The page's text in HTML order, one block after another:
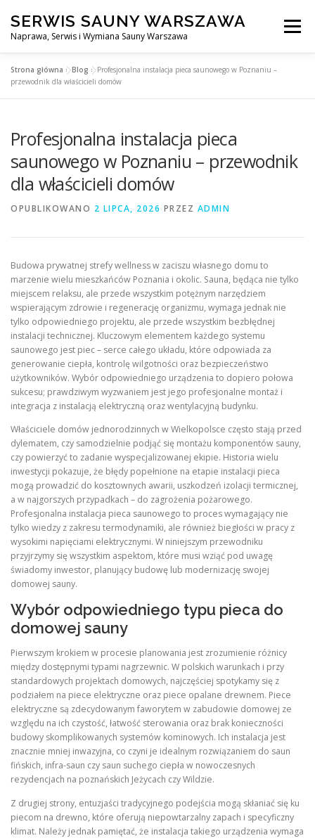
treści
SERWIS SAUNY WARSZAWA
Naprawa, Serwis i Wymiana Sauny Warszawa
Menu
SERWIS DO SAUNY WARSZAWA
Strona główna »Blog »Profesjonalna instalacja pieca saunowego w Poznaniu –
przewodnik dla właścicieli domów
Profesjonalna instalacja pieca
saunowego w Poznaniu – przewodnik
dla właścicieli domów
OPUBLIKOWANO 2 LIPCA, 2026 PRZEZ ADMIN
Budowa prywatnej strefy wellness w zaciszu własnego domu to
marzenie wielu mieszkańców Poznania i okolic. Sauna, będąca nie tylko
miejscem relaksu, ale przede wszystkim potężnym narzędziem
wspierającym zdrowie i regenerację organizmu, wymaga jednak nie
tylko odpowiedniego projektu, ale przede wszystkim bezbłędnej
instalacji technicznej. Kluczowym elementem każdego systemu
saunowego jest piec – serce całego układu, które odpowiada za
generowanie ciepła, kontrolę wilgotności oraz bezpieczeństwo
użytkowników. Wybór odpowiedniego urządzenia to dopiero połowa
sukcesu; prawdziwym wyzwaniem jest jego profesjonalne montaż i
integracja z instalacją elektryczną oraz wentylacyjną budynku.
Właściciele domów jednorodzinnych w Wielkopolsce często stają przed
dylematem, czy samodzielnie podjąć się montażu komponentów sauny,
czy powierzyć to zadanie wyspecjalizowanej ekipie. Historia wielu
inwestycji pokazuje, że błędy popełnione na etapie instalacji pieca
mogą prowadzić do kosztownych awarii, uszkodzeń izolacji termicznej,
a w najgorszych przypadkach – do zagrożenia pożarowego.
Profesjonalna instalacja pieca saunowego to proces wymagający nie
tylko wiedzy z zakresu termodynamiki, ale również biegłości w pracy z
wysokimi napięciami elektrycznymi. W niniejszym przewodniku
przyjrzymy się wszystkim aspektom, które musi wziąć pod uwagę
świadomy inwestor, planujący budowę lub modernizację swojej
domowej sauny.
Wybór odpowiedniego typu pieca do
domowej sauny
Pierwszym krokiem w procesie planowania jest zrozumienie różnicy
między dostępnymi typami nagrzewnic. W polskich warunkach i przy
standardowych projektach domowych, najczęściej spotykamy się z
podziałem na piece elektryczne oraz piece opalane drewnem. Piece
elektryczne są zdecydowanym faworytem w zabudowie domowej ze
względu na ich czystość, łatwość sterowania oraz brak konieczności
budowy skomplikowanych systemów kominowych. Ich instalacja jest
znacznie mniej inwazyjna, co czyni je idealnym rozwiązaniem do saun
fińskich, infra-saun czy saun suchego ciepła w nowoczesnych
rezydencjach na poznańskich Jeżycach czy Wildzie.
Z drugiej strony, entuzjaści tradycyjnego podejścia mogą skłaniać się ku
piecom na drewno, które oferują niepowtarzalny zapach i specyficzny
klimat. Należy jednak pamiętać, że instalacja takiego urządzenia wymaga